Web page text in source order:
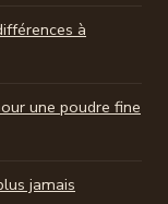
à
une poudre fine
jamais